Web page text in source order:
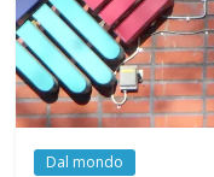
Dal mondo